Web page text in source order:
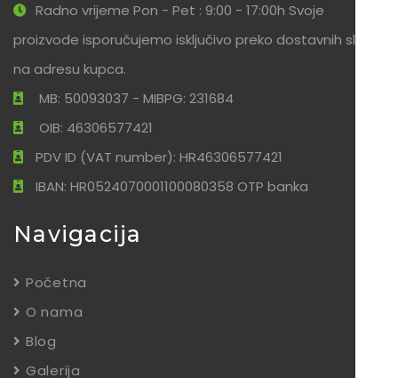
Radno vrijeme Pon - Pet : 9:00 - 17:00h Svoje
proizvode isporučujemo isključivo preko dostavnih službi
na adresu kupca.
MB: 50093037 - MIBPG: 231684
OIB: 46306577421
PDV ID (VAT number): HR46306577421
IBAN: HR0524070001100080358 OTP banka
Navigacija
Početna
O nama
Blog
Galerija